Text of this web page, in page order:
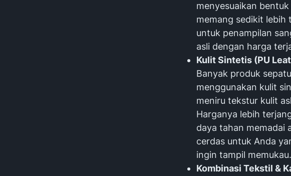
menyesuaikan
memang sedikit lebih
untuk penampilan
asli dengan harga
Kulit Sintetis (PU
Banyak produk
menggunakan kulit
meniru tekstur kulit
Harganya lebih
daya tahan memadai
cerdas untuk Anda
ingin tampil memukau.
Kombinasi Tekstil &